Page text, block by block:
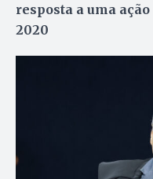
resposta a uma
2020